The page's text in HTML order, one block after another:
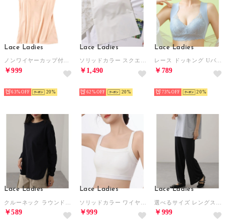
Lace Ladies
ノンワイヤーカップ付きキャミソール タンクトップ ブラトップ （ベージュ）
￥999
63% 20
Lace Ladies
ソリッドカラー スクエアネック カップ付き ベーシック タンクトップ （ホワイト）
￥1,490
62% 20
Lace Ladies
レース ドッキング Uバック シームレス ノンワイヤー ブラ （ブルー）
￥789
73% 20
Lace Ladies
￥589
Lace Ladies
￥999
Lace Ladies
￥999